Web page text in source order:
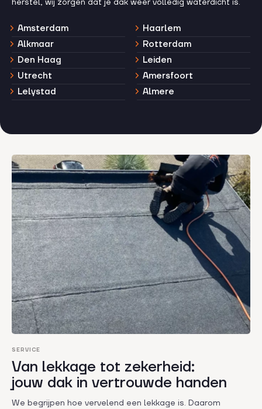
herstel, wij zorgen dat je dak weer volledig waterdicht is.
Amsterdam
Haarlem
Alkmaar
Rotterdam
Den Haag
Leiden
Utrecht
Amersfoort
Lelystad
Almere
SERVICE
Van lekkage tot zekerheid:
jouw dak in vertrouwde handen
We begrijpen hoe vervelend een lekkage is. Daarom